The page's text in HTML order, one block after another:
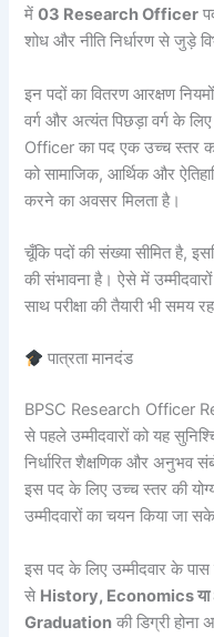
में03 Research Officer
शोध और नीति निर्धारण से जुड़े
इन पदों का वितरण आरक्षण
वर्ग और अत्यंत पिछड़ा वर्ग के
Officer का पद एक उच्च स्तर का
को सामाजिक, आर्थिक और
करने का अवसर मिलता है।
चूँकि पदों की संख्या सीमित है,
की संभावना है। ऐसे में
साथ परीक्षा की तैयारी भी समय
पात्रता मानदंड
BPSC Research Officer
से पहले उम्मीदवारों को यह
निर्धारित शैक्षणिक और अनुभव
इस पद के लिए उच्च स्तर की
उम्मीदवारों का चयन किया जा
इस पद के लिए उम्मीदवार के पास
से History, Economics
Graduation की डिग्री